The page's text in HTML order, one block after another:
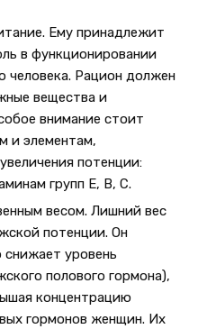
Ему принадлежит
в функционировании
человека. Рацион должен
вещества и
внимание стоит
и элементам,
потенции:
групп E, B, C.
весом. Лишний вес
потенции. Он
снижает уровень
полового гормона),
концентрацию
гормонов женщин. Их